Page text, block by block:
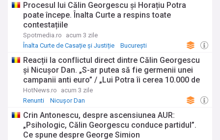
Procesul lui Călin Georgescu și Horațiu Potra
poate începe. Înalta Curte a respins toate
contestațiile
Spotmedia.ro
acum 3 zile
Înalta Curte de Casație și Justiție
București
Reacții la conflictul direct dintre Călin Georgescu
şi Nicuşor Dan. „S-ar putea să fie germenii unei
campanii anti euro” / „Lui Potra îi cerea 10.000 de
dolari, nu de lei”
HotNews.ro
acum 3 zile
Renunti
Nicușor Dan
Crin Antonescu, despre ascensiunea AUR:
„Psihologic, Călin Georgescu conduce partidul”.
Ce spune despre George Simion